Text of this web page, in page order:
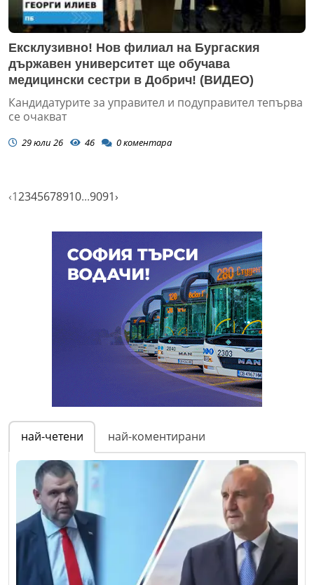
Ексклузивно! Нов филиал на Бургаския
държавен университет ще обучава
медицински сестри в Добрич! (ВИДЕО)
Кандидатурите за управител и подуправител тепърва
се очакват
29 юли 26 46 0коментара
‹12345678910...9091›
най-четени най-коментирани